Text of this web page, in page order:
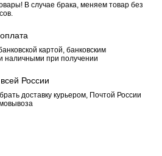
В случае брака, меняем товар без
картой, банковским
наличными при получении
России
доставку курьером, Почтой России